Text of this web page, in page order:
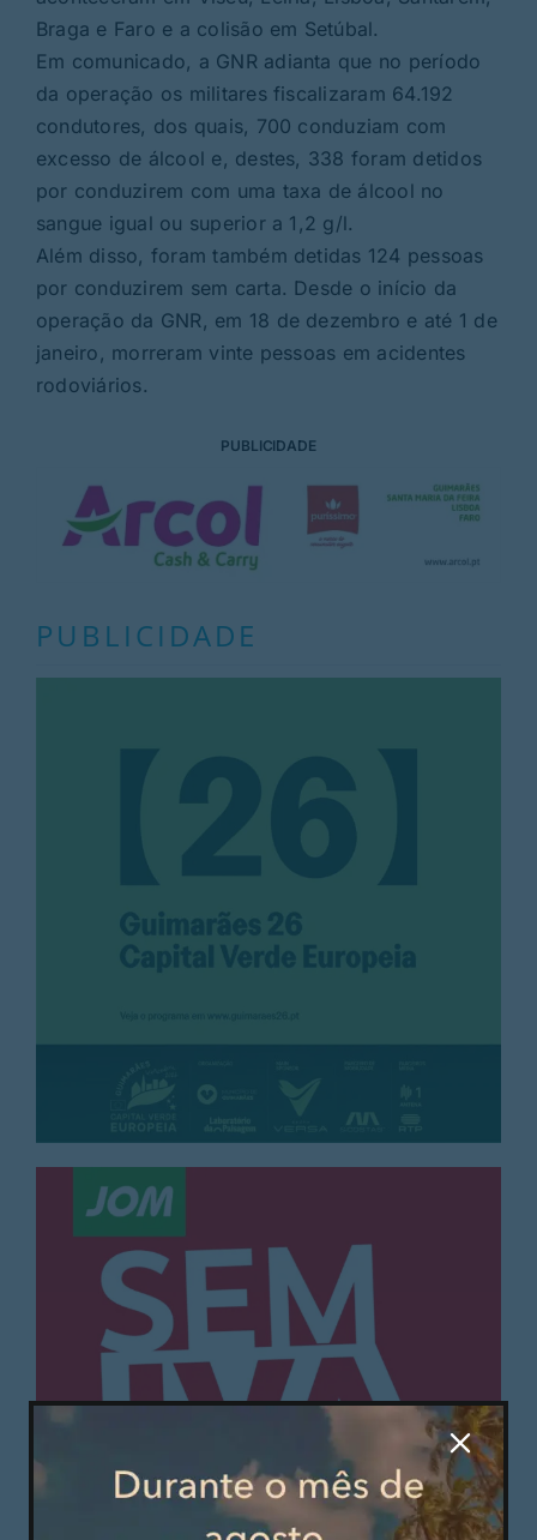
Braga e Faro e a colisão em Setúbal.
Em comunicado, a GNR adianta que no período
da operação os militares fiscalizaram 64.192
condutores, dos quais, 700 conduziam com
excesso de álcool e, destes, 338 foram detidos
por conduzirem com uma taxa de álcool no
sangue igual ou superior a 1,2 g/l.
Além disso, foram também detidas 124 pessoas
por conduzirem sem carta. Desde o início da
operação da GNR, em 18 de dezembro e até 1 de
janeiro, morreram vinte pessoas em acidentes
rodoviários.
PUBLICIDADE
PUBLICIDADE